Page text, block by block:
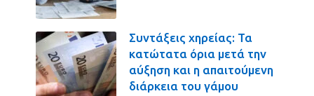
Συντάξεις χηρείας: Τα
κατώτατα όρια μετά την
αύξηση και η απαιτούμενη
διάρκεια του γάμου